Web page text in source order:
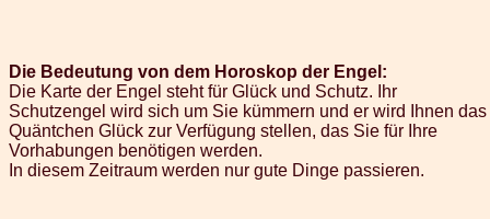
Die Bedeutung von dem Horoskop der Engel:
Die Karte der Engel steht für Glück und Schutz. Ihr
Schutzengel wird sich um Sie kümmern und er wird Ihnen das
Quäntchen Glück zur Verfügung stellen, das Sie für Ihre
Vorhabungen benötigen werden.
In diesem Zeitraum werden nur gute Dinge passieren.